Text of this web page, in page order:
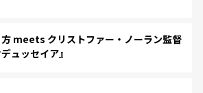
meets クリストファー・ノーラン監督
ュッセイア』